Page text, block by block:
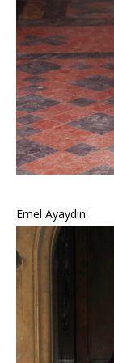
Emel Ayaydın